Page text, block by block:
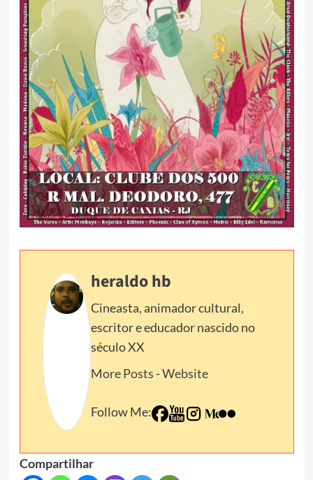
heraldo hb
Cineasta, animador cultural,
escritor e educador nascido no
século XX
More Posts -Website
Follow Me:
Compartilhar